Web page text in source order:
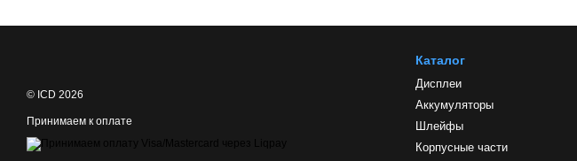
© ICD 2026
Принимаем к оплате
Каталог
Дисплеи
Аккумуляторы
Шлейфы
Корпусные части